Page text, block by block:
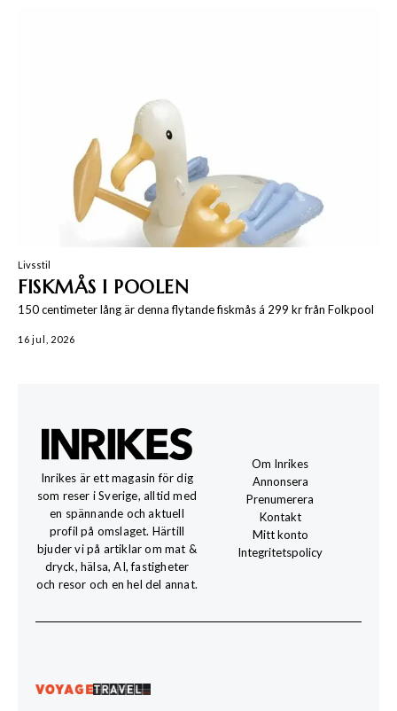
Livsstil
FISKMÅS I POOLEN
150 centimeter lång är denna flytande fiskmås á 299 kr från Folkpool
16 jul, 2026
Inrikes är ett magasin för dig
som reser i Sverige, alltid med
en spännande och aktuell
profil på omslaget. Härtill
bjuder vi på artiklar om mat &
dryck, hälsa, AI, fastigheter
och resor och en hel del annat.
Om Inrikes
Annonsera
Prenumerera
Kontakt
Mitt konto
Integritetspolicy